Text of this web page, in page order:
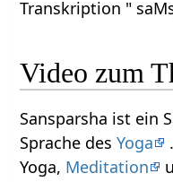
Transkription "
Video zum
Sansparsha ist ein
Sprache desYoga
Yoga, Meditation